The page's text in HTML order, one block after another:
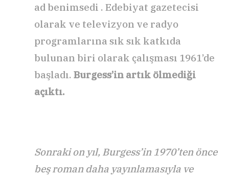
ad benimsedi . Edebiyat gazetecisi
olarak ve televizyon ve radyo
programlarına sık sık katkıda
bulunan biri olarak çalışması 1961’de
başladı. Burgess’in artık ölmediği
açıktı.
Sonraki on yıl, Burgess’in 1970’ten önce
beş roman daha yayınlamasıyla ve